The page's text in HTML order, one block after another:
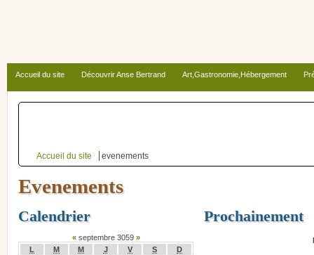
Accueil du site Découvrir Anse Bertrand Art,Gastronomie,Hébergement
Autour d’Anse Bertrand
Accueil du site evenements
Evenements
Calendrier
«septembre 3059 »
L
M M J V S
D
Prochainement